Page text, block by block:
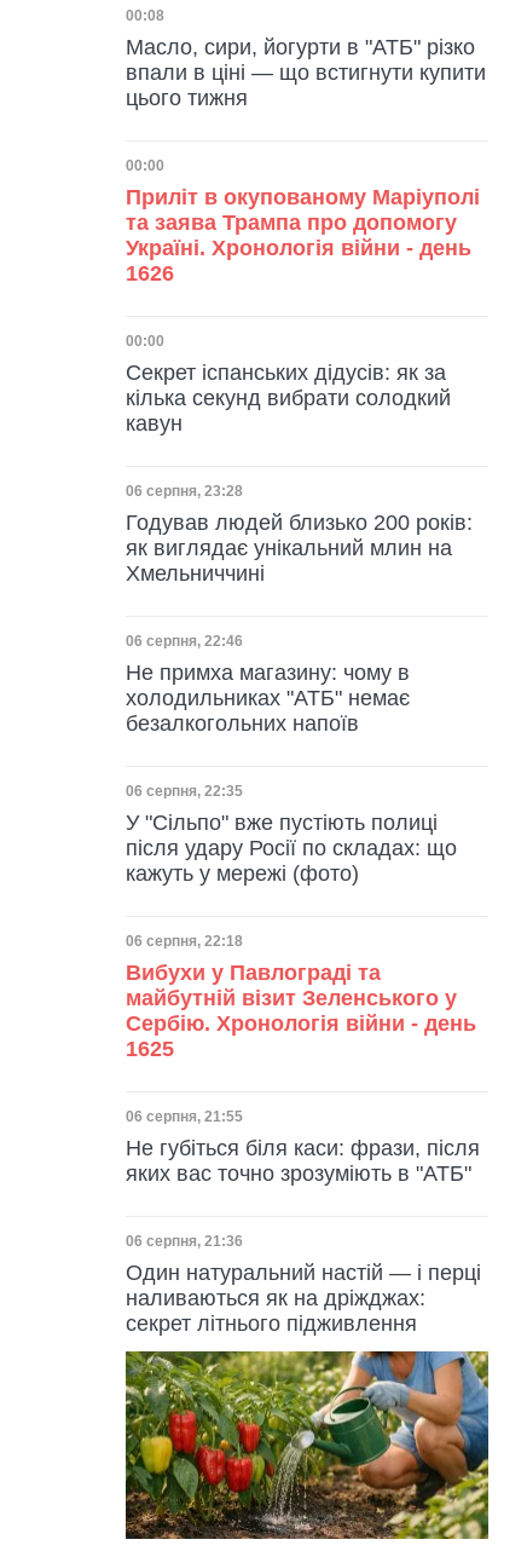
Дата публікації
00:08
Масло, сири, йогурти в "АТБ" різко
впали в ціні — що встигнути купити
цього тижня
Дата публікації
00:00
Приліт в окупованому Маріуполі
та заява Трампа про допомогу
Україні. Хронологія війни - день
1626
Дата публікації
00:00
Секрет іспанських дідусів: як за
кілька секунд вибрати солодкий
кавун
Дата публікації
06 серпня, 23:28
Годував людей близько 200 років:
як виглядає унікальний млин на
Хмельниччині
Дата публікації
06 серпня, 22:46
Не примха магазину: чому в
холодильниках "АТБ" немає
безалкогольних напоїв
Дата публікації
06 серпня, 22:35
У "Сільпо" вже пустіють полиці
після удару Росії по складах: що
кажуть у мережі (фото)
Дата публікації
06 серпня, 22:18
Вибухи у Павлограді та
майбутній візит Зеленського у
Сербію. Хронологія війни - день
1625
Дата публікації
06 серпня, 21:55
Не губіться біля каси: фрази, після
яких вас точно зрозуміють в "АТБ"
Дата публікації
06 серпня, 21:36
Один натуральний настій — і перці
наливаються як на дріжджах:
секрет літнього підживлення